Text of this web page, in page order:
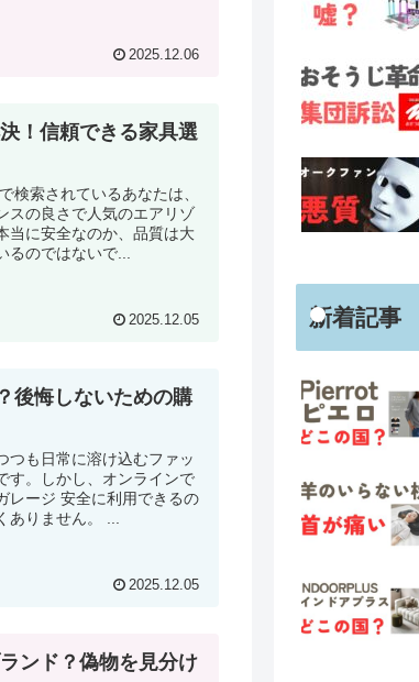
2025.12.06
！信頼できる家具選
検索されているあなたは、
スの良さで人気のエアリゾ
当に安全なのか、品質は大
のではないで...
2025.12.05
後悔しないための購
つも日常に溶け込むファッ
す。しかし、オンラインで
レージ 安全に利用できるの
りません。 ...
2025.12.05
ンド？偽物を見分け
新着記事